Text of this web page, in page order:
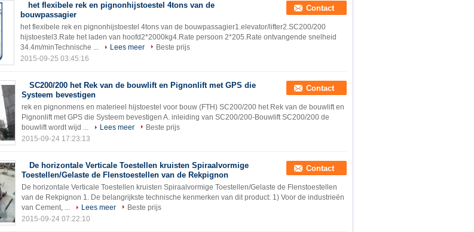
het flexibele rek en pignonhijstoestel 4tons van de
bouwpassagier
Contact
het flexibele rek en pignonhijstoestel 4tons van de bouwpassagier1.elevator/lifter2.SC200/200
hijstoestel3.Rate het laden van hoofd2*2000kg4.Rate persoon 2*205.Rate ontvangende snelheid
34.4m/minTechnische ...
Lees meer
Beste prijs
2015-09-25 03:45:16
SC200/200 het Rek van de bouwlift en Pignonlift met GPS die
Systeem bevestigen
Contact
rek en pignonmens en materieel hijstoestel voor bouw (FTH) SC200/200 het Rek van de bouwlift en
Pignonlift met GPS die Systeem bevestigen A. inleiding van SC200/200-Bouwlift SC200/200 de
bouwlift wordt wijd ...
Lees meer
Beste prijs
2015-09-24 17:23:13
De horizontale Verticale Toestellen kruisten Spiraalvormige
Toestellen/Gelaste de Flenstoestellen van de Rekpignon
Contact
De horizontale Verticale Toestellen kruisten Spiraalvormige Toestellen/Gelaste de Flenstoestellen
van de Rekpignon 1. De belangrijkste technische kenmerken van dit product: 1) Voor de industrieën
van Cement, ...
Lees meer
Beste prijs
2015-09-24 07:22:10